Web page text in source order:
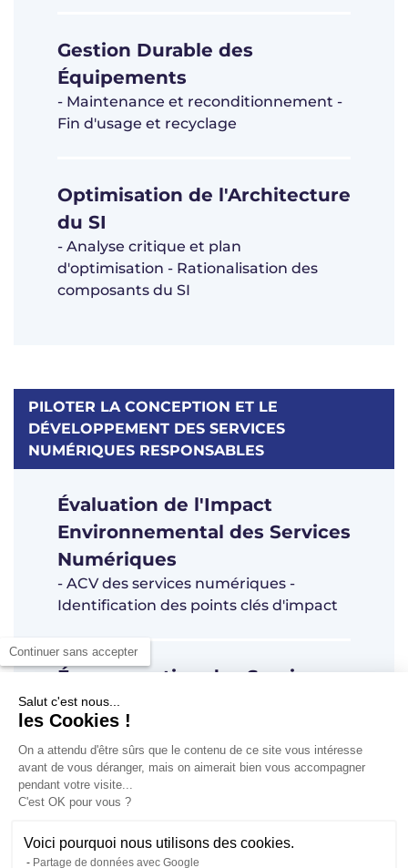
Continuer sans accepter
Salut c'est nous...
les Cookies !
On a attendu d'être sûrs que le contenu de ce site vous intéresse
avant de vous déranger, mais on aimerait bien vous accompagner
pendant votre visite...
C'est OK pour vous ?
Voici pourquoi nous utilisons des cookies.
Partage de données avec Google
Gestion Durable des
Équipements
- Maintenance et reconditionnement -
Fin d'usage et recyclage
Optimisation de l'Architecture
du SI
- Analyse critique et plan
d'optimisation - Rationalisation des
composants du SI
PILOTER LA CONCEPTION ET LE
DÉVELOPPEMENT DES SERVICES
NUMÉRIQUES RESPONSABLES
Évaluation de l'Impact
Environnemental des Services
Numériques
- ACV des services numériques -
Identification des points clés d'impact
Écoconception des Services
Numériques
- Bonnes pratiques et référentiels -
Solutions techniques et fonctionnelles
Pérennisation